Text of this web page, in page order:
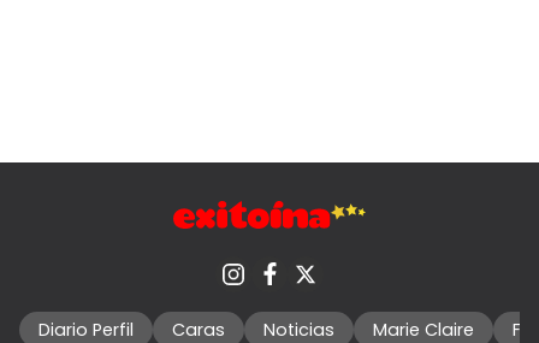
Diario Perfil Caras Noticias Marie Claire